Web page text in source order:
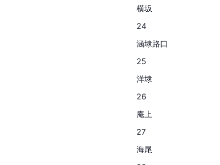
横坂
24
涵埭路口
25
洋埭
26
庵上
27
海尾